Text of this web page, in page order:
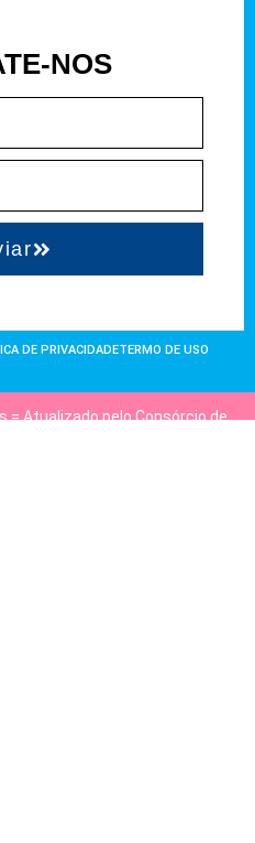
NOS
DE PRIVACIDADETERMO DE USO
= Atualizado pelo Consórcio de